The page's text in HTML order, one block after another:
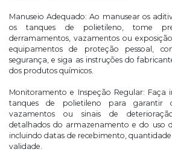
Manuseio Adequado: Ao manusear os
os tanques de polietileno, tome
derramamentos, vazamentos ou
equipamentos de proteção pessoal,
segurança, e siga as instruções do
dos produtos químicos.
Monitoramento e Inspeção Regular: Faça
tanques de polietileno para garantir
vazamentos ou sinais de
detalhados do armazenamento e do uso
incluindo datas de recebimento,
validade.